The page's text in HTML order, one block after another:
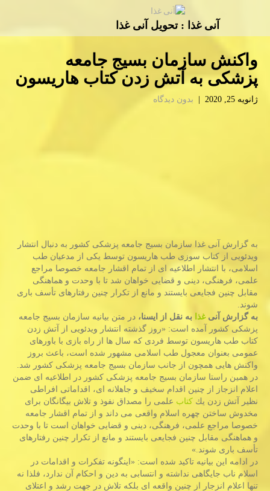
آنی غذا : تحویل آنی غذا
واكنش سازمان بسیج جامعه
پزشكی به آتش زدن كتاب هاریسون
ژانویه 25, 2020 | بدون دیدگاه
به گزارش آنی غذا سازمان بسیج جامعه پزشكی كشور به دنبال انتشار
ویدئویی از كتاب سوزی طب هاریسون توسط یكی از مدعیان طب
اسلامی، با انتشار اطلاعیه ای از تمام اقشار جامعه خصوصا مراجع
علمی، فرهنگی، دینی و قضایی خواهان شد تا با وحدت و هماهنگی
مقابل چنین فجایعی بایستند و مانع از تكرار چنین رفتارهای تأسف باری
شوند.
به گزارش آنی غذا به نقل از ایسنا، در متن بیانیه سازمان بسیج جامعه
پزشكی كشور آمده است: «روز گذشته انتشار ویدئویی از آتش زدن
كتاب طب هاریسون توسط فردی كه سال ها از راه بازی با باورهای
عمومی بعنوان معجول طب اسلامی مشهور شده است، باعث بروز
واكنش هایی همچون از جانب سازمان بسیج جامعه پزشكی كشور شد.
در همین راستا سازمان بسیج جامعه پزشكی كشور در اطلاعیه ای ضمن
اعلام انزجاز از چنین اقدام سخیف و جاهلانه ای، اقداماتی افراطی
نظیر آتش زدن یك كتابعلمی را مصداق نفوذ و تلاش بیگانگان برای
مخدوش ساختن چهره اسلام واقعی می داند و از تمام اقشار جامعه
خصوصا مراجع علمی، فرهنگی، دینی و قضایی خواهان است تا با وحدت
و هماهنگی مقابل چنین فجایعی بایستند و مانع از تكرار چنین رفتارهای
تأسف باری شوند.»
در ادامه این بیانیه تاكید شده است: «اینگونه تفكرات و اقدامات در
اسلام ناب جایگاهی نداشته و انتسابی به دین و احكام آن ندارد، فلذا نه
تنها اعلام انزجار از چنین واقعه ای بلكه تلاش در جهت رشد و اعتلای